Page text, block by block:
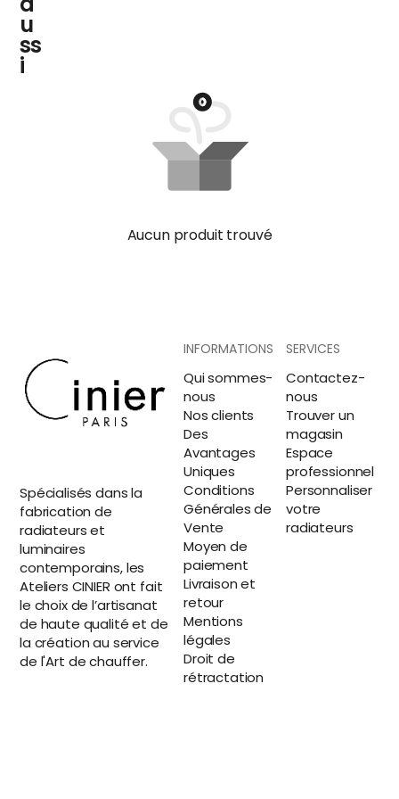
u
ss
i
Aucun produit trouvé
Spécialisés dans la
fabrication de
radiateurs et
luminaires
contemporains, les
Ateliers CINIER ont fait
le choix de l’artisanat
de haute qualité et de
la création au service
de l'Art de chauffer.
INFORMATIONS
Qui sommes-
nous
Nos clients
Des
Avantages
Uniques
Conditions
Générales de
Vente
Moyen de
paiement
Livraison et
retour
Mentions
légales
Droit de
rétractation
SERVICES
Contactez-
nous
Trouver un
magasin
Espace
professionnel
Personnaliser
votre
radiateurs